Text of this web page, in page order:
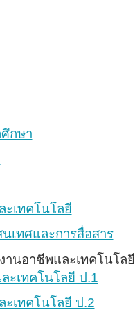
กษา
ะเทคโนโลยี
เทศและการสื่อสาร
านอาชีพและเทคโนโลยี
ะเทคโนโลยี ป.1
ะเทคโนโลยี ป.2